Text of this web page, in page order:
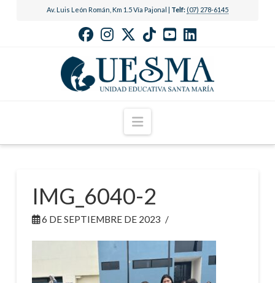
Av. Luis León Román, Km 1.5 Vía Pajonal | Telf: (07) 278-6145
Navigation
IMG_6040-2
6 DE SEPTIEMBRE DE 2023